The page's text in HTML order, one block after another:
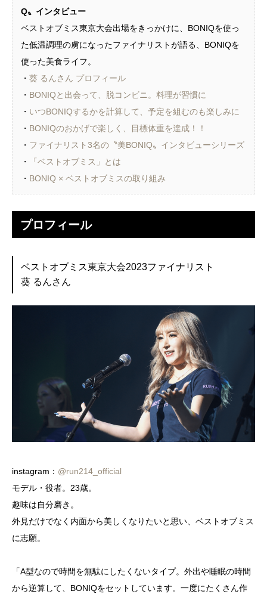
Q〟インタビュー
ベストオブミス東京大会出場をきっかけに、BONIQを使っ
た低温調理の虜になったファイナリストが語る、BONIQを
使った美食ライフ。
・ 葵 るんさん プロフィール
・ BONIQと出会って、脱コンビニ。料理が習慣に
・ いつBONIQするかを計算して、予定を組むのも楽しみに
・ BONIQのおかげで楽しく、目標体重を達成！！
・ ファイナリスト3名の〝美BONIQ〟インタビューシリーズ
・
「ベストオブミス」とは
・ BONIQ × ベストオブミスの取り組み
プロフィール
ベストオブミス東京大会2023ファイナリスト
葵 るんさん
instagram： @run214_official
モデル・役者。23歳。
趣味は自分磨き。
外見だけでなく内面から美しくなりたいと思い、ベストオブミス
に志願。
「A型なので時間を無駄にしたくないタイプ。外出や睡眠の時間
から逆算して、BONIQをセットしています。一度にたくさん作